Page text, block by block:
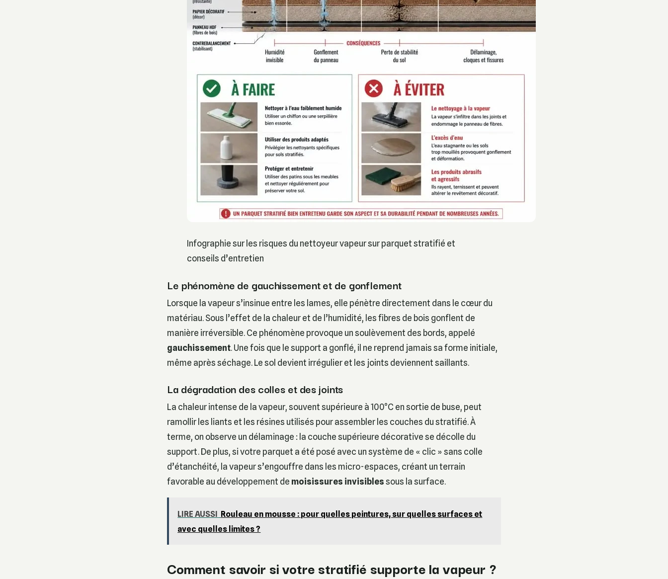
Infographie sur les risques du nettoyeur vapeur sur parquet stratifié et
conseils d’entretien
Le phénomène de gauchissement et de gonflement
Lorsque la vapeur s’insinue entre les lames, elle pénètre directement dans le cœur du
matériau. Sous l’effet de la chaleur et de l’humidité, les fibres de bois gonflent de
manière irréversible. Ce phénomène provoque un soulèvement des bords, appelé
gauchissement. Une fois que le support a gonflé, il ne reprend jamais sa forme initiale,
même après séchage. Le sol devient irrégulier et les joints deviennent saillants.
La dégradation des colles et des joints
La chaleur intense de la vapeur, souvent supérieure à 100°C en sortie de buse, peut
ramollir les liants et les résines utilisés pour assembler les couches du stratifié. À
terme, on observe un délaminage : la couche supérieure décorative se décolle du
support. De plus, si votre parquet a été posé avec un système de « clic » sans colle
d’étanchéité, la vapeur s’engouffre dans les micro-espaces, créant un terrain
favorable au développement de moisissures invisiblessous la surface.
LIRE AUSSI Rouleau en mousse : pour quelles peintures, sur quelles surfaces et
avec quelles limites ?
Comment savoir si votre stratifié supporte la vapeur ?